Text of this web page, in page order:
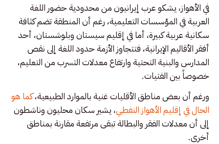
في الأهواز، يشكو عرب إيرانيون من محدودية حضور اللغة
العربية في المؤسسات التعليمية، رغم أن المنطقة تضم كثافة
سكانية عربية كبيرة، أما في إقليم سيستان وبلوشستان، أحد
أفقر الأقاليم الإيرانية، فتتجاوز الأزمة حدود اللغة إلى نقص
المدارس والبنية التحتية وارتفاع معدلات التسرب من التعليم،
خصوصاً بين الفتيات.
ورغم أن بعض مناطق الأقليات غنية بالموارد الطبيعية،كما هو
الحال في إقليم الأهواز النفطي، يشير سكان محليون وناشطون
إلى أن معدلات الفقر والبطالة تبقى مرتفعة مقارنة بمناطق
أخرى.